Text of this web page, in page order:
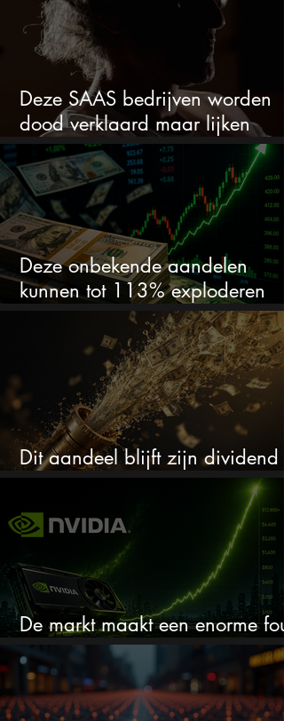
Deze SAAS bedrijven worden
dood verklaard maar lijken
springlevend
Deze onbekende aandelen
kunnen tot 113% exploderen
(één springt eruit)
Dit aandeel blijft zijn dividend
verhogen, wat er ook gebeurt
De markt maakt een enorme fout